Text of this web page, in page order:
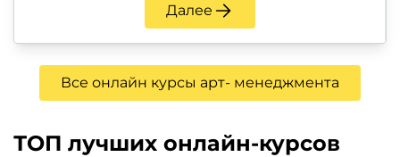
Далее
Все онлайн курсы арт- менеджмента
ТОП лучших онлайн-курсов